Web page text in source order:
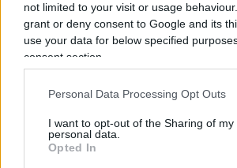
not limited to your visit or usage
grant or deny consent to Google and its
use your data for below specified
consent section.
Personal Data Processing Opt Outs
I want to opt-out of the Sharing of my
personal data.
Opted In
Focus sulla formazione
Tutto questo sarebbe impossibile
contributo del fattore umano.
inoltre, a investire sulla